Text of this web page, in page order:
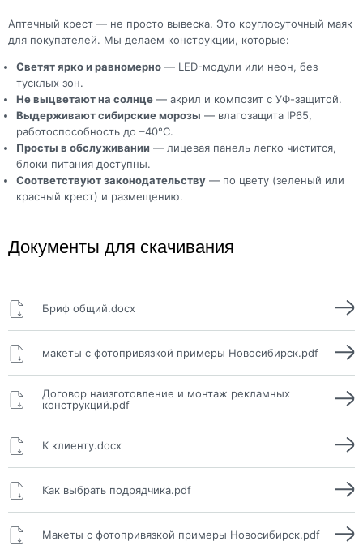
Аптечный крест — не просто вывеска. Это круглосуточный маяк
для покупателей. Мы делаем конструкции, которые:
Светят ярко и равномерно — LED-модули или неон, без
тусклых зон.
Не выцветают на солнце — акрил и композит с УФ-защитой.
Выдерживают сибирские морозы — влагозащита IP65,
работоспособность до –40°C.
Просты в обслуживании — лицевая панель легко чистится,
блоки питания доступны.
Соответствуют законодательству — по цвету (зеленый или
красный крест) и размещению.
Документы для скачивания
Бриф общий.docx
макеты с фотопривязкой примеры Новосибирск.pdf
Договор наизготовление и монтаж рекламных
конструкций.pdf
К клиенту.docx
Как выбрать подрядчика.pdf
Макеты с фотопривязкой примеры Новосибирск.pdf